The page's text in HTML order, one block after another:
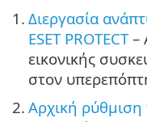
1. Διεργασία
ESET PROTECT–
εικονικής
στον
2. Αρχική ρύθμιση